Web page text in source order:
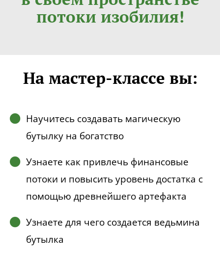
потоки изобилия!
На мастер-классе вы:
Научитесь создавать магическую
бутылку на богатство
Узнаете как привлечь финансовые
потоки и повысить уровень достатка с
помощью древнейшего артефакта
Узнаете для чего создается ведьмина
бутылка